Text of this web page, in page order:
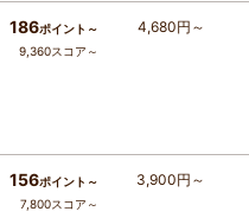
186ポイント～
9,360スコア～
4,680円～
156ポイント～
7,800スコア～
3,900円～